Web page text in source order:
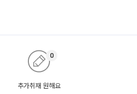
추가취재 원해요
0